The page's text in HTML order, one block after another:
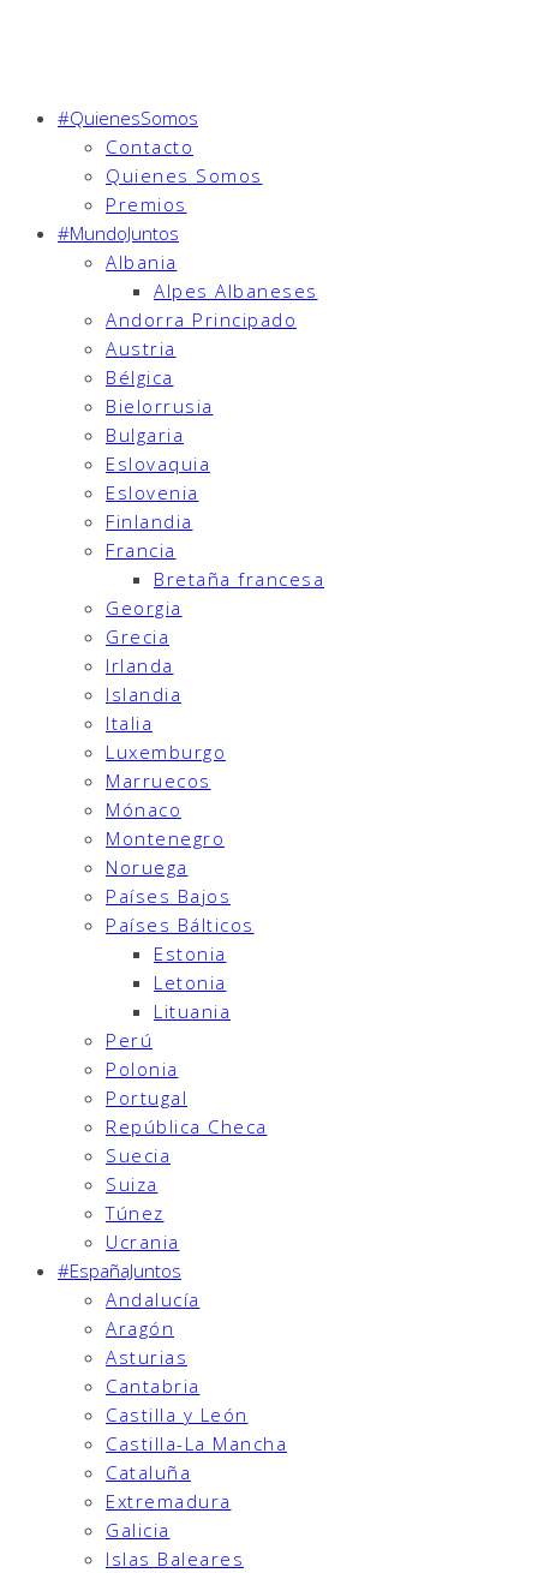
#QuienesSomos
Contacto
Quienes Somos
Premios
#MundoJuntos
Albania
Alpes Albaneses
Andorra Principado
Austria
Bélgica
Bielorrusia
Bulgaria
Eslovaquia
Eslovenia
Finlandia
Francia
Bretaña francesa
Georgia
Grecia
Irlanda
Islandia
Italia
Luxemburgo
Marruecos
Mónaco
Montenegro
Noruega
Países Bajos
Países Bálticos
Estonia
Letonia
Lituania
Perú
Polonia
Portugal
República Checa
Suecia
Suiza
Túnez
Ucrania
#EspañaJuntos
Andalucía
Aragón
Asturias
Cantabria
Castilla y León
Castilla-La Mancha
Cataluña
Extremadura
Galicia
Islas Baleares